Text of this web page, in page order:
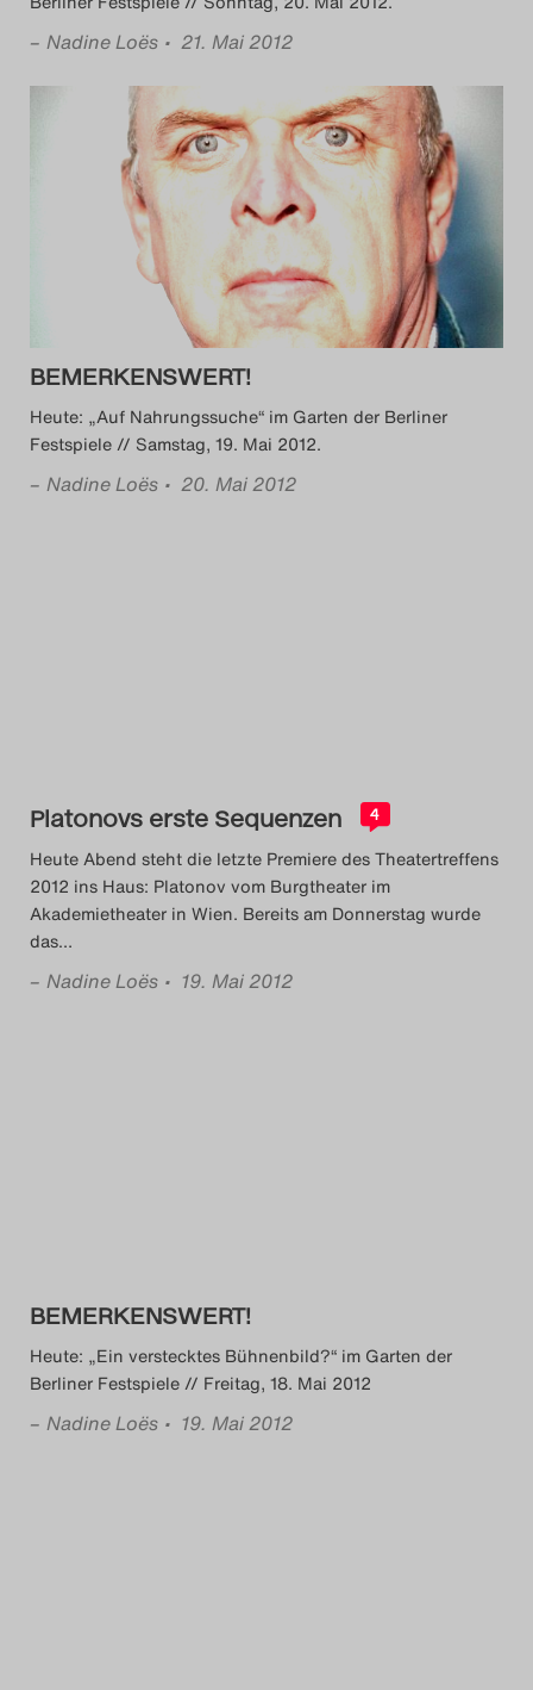
– Nadine Loës • 21. Mai 2012
BEMERKENSWERT!
Heute: „Auf Nahrungssuche“ im Garten der Berliner
Festspiele // Samstag, 19. Mai 2012.
– Nadine Loës • 20. Mai 2012
Platonovs erste Sequenzen 4
Heute Abend steht die letzte Premiere des Theatertreffens
2012 ins Haus: Platonov vom Burgtheater im
Akademietheater in Wien. Bereits am Donnerstag wurde
das…
– Nadine Loës • 19. Mai 2012
BEMERKENSWERT!
Heute: „Ein verstecktes Bühnenbild?“ im Garten der
Berliner Festspiele // Freitag, 18. Mai 2012
– Nadine Loës • 19. Mai 2012